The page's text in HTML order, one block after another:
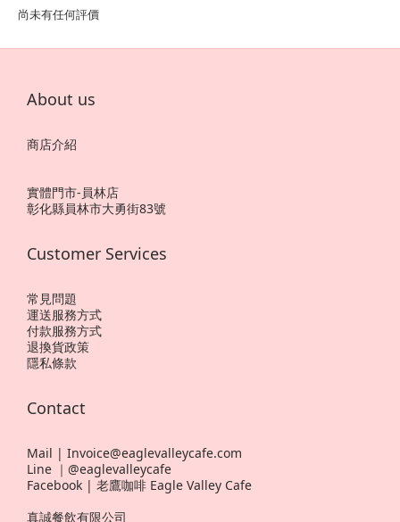
尚未有任何評價
About us
商店介紹
實體門市-員林店
彰化縣員林市大勇街83號
Customer Services
常見問題
運送服務方式
付款服務方式
退換貨政策
隱私條款
Contact
Mail | Invoice@eaglevalleycafe.com
Line ｜@eaglevalleycafe
Facebook | 老鷹咖啡 Eagle Valley Cafe
真誠餐飲有限公司